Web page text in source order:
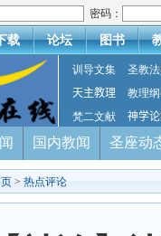
密码：
载 论坛 图书
训导文集 圣教
天主教理
教理
梵二文献
神学
国内教闻 圣座动
> 热点评论